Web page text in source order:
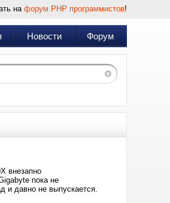
на форум PHP программистов!
Новости Форум
внезапно
пока не
и давно не выпускается.